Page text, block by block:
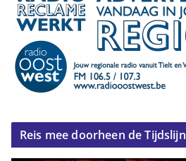
Reis mee doorheen de Tijdslijn